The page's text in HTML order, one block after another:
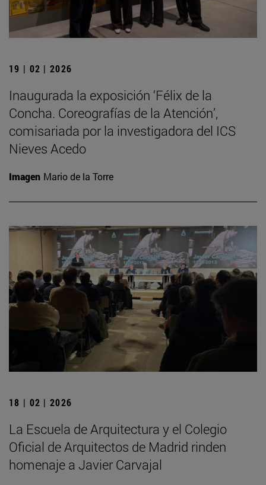
19 | 02 | 2026
Inaugurada la exposición ‘Félix de la
Concha. Coreografías de la Atención’,
comisariada por la investigadora del ICS
Nieves Acedo
Imagen Mario de la Torre
18 | 02 | 2026
La Escuela de Arquitectura y el Colegio
Oficial de Arquitectos de Madrid rinden
homenaje a Javier Carvajal